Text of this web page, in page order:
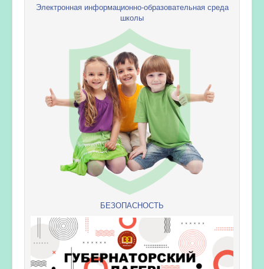
Электронная информационно-образовательная среда
школы
БЕЗОПАСНОСТЬ